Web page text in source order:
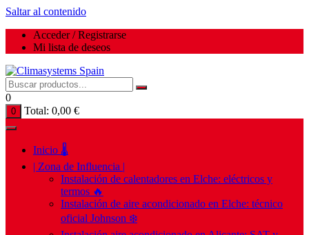
Saltar al contenido
Acceder / Registrarse
Mi lista de deseos
0
0 Total: 0,00 €
Inicio 🌡️
| Zona de Influencia |
Instalación de calentadores en Elche: eléctricos y
termos 🔥
Instalación de aire acondicionado en Elche: técnico
oficial Johnson ❄️